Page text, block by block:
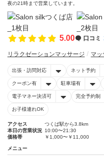
夜の21時まで営業しています。
5.00 口コミ
リラクゼーションマッサージ マッ
出張・訪問対応 ネット予約
クーポン有 駐車場有
電子マネー決済可 完全予約制
お子様連れOK
アクセス
つくば駅から3.8km
本日の営業状況 10:00〜21:30
価格帯
￥1,000〜￥11,000
メニュー